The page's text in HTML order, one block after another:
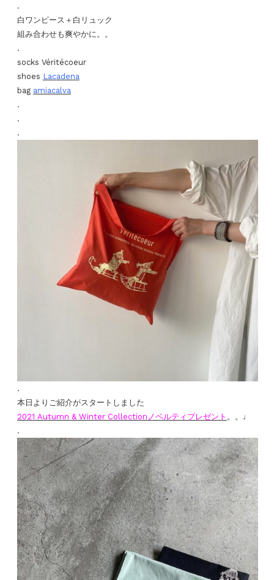
.
白ワンピース＋白リュック
組み合わせも爽やかに。。
.
socks Véritécoeur
shoes Lacadena
bag amiacalva
.
.
.
.
本日よりご紹介がスタートしました
2021 Autumn & Winter Collection ノベルティプレゼント 。。♩
.